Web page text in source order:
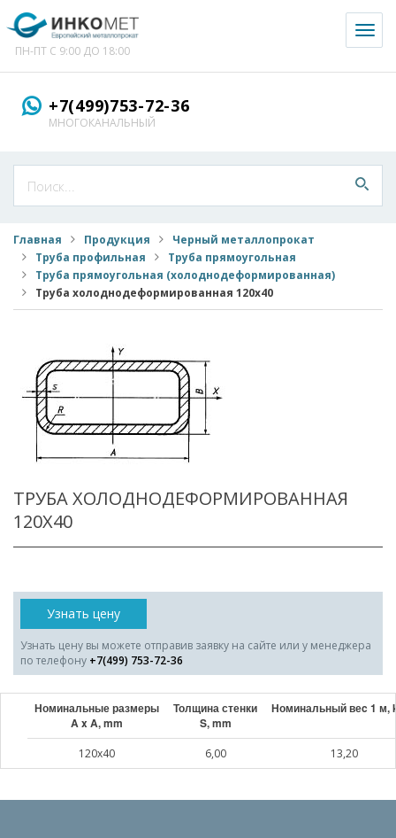
ПН-ПТ С 9:00 ДО 18:00
+7(499)753-72-36
МНОГОКАНАЛЬНЫЙ
Главная Продукция
Черный металлопрокат
Труба профильная
Труба прямоугольная
Труба прямоугольная (холоднодеформированная)
Труба холоднодеформированная 120x40
ТРУБА ХОЛОДНОДЕФОРМИРОВАННАЯ
120X40
Узнать цену
Узнать цену вы можете отправив заявку на сайте или у менеджера
по телефону +7(499) 753-72-36
Номинальные размеры
A x A, mm
Толщина стенки
S, mm
Номинальный веc 1 м,
120x40 6,00 13,20